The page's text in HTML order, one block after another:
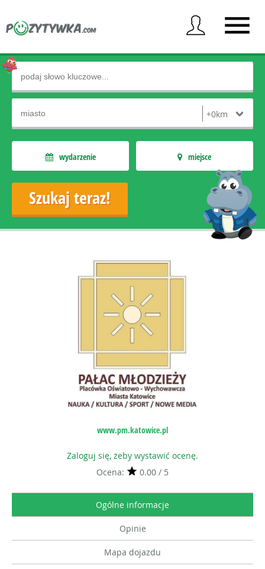
wydarzenie miejsce
www.pm.katowice.pl
Zaloguj się, żeby wystawić ocenę.
Ocena:
0.00 / 5
Ogólne informacje
Opinie
Mapa dojazdu